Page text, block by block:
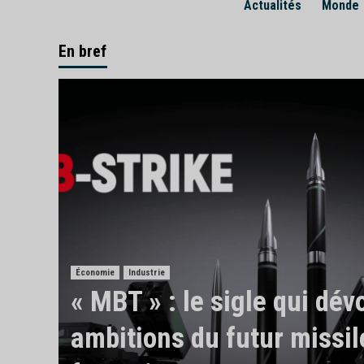
Actualités Monde
En bref
Économie Industrie
« MBT » : le sigle qui
ambitions du futur